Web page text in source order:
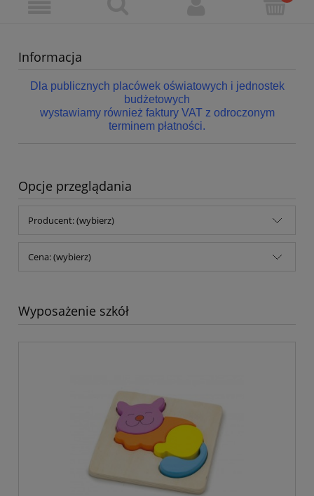
Informacja
Dla publicznych placówek oświatowych i jednostek
budżetowych
wystawiamy również faktury VAT z odroczonym
terminem płatności.
Opcje przeglądania
Producent: (wybierz)
Cena: (wybierz)
Wyposażenie szkół